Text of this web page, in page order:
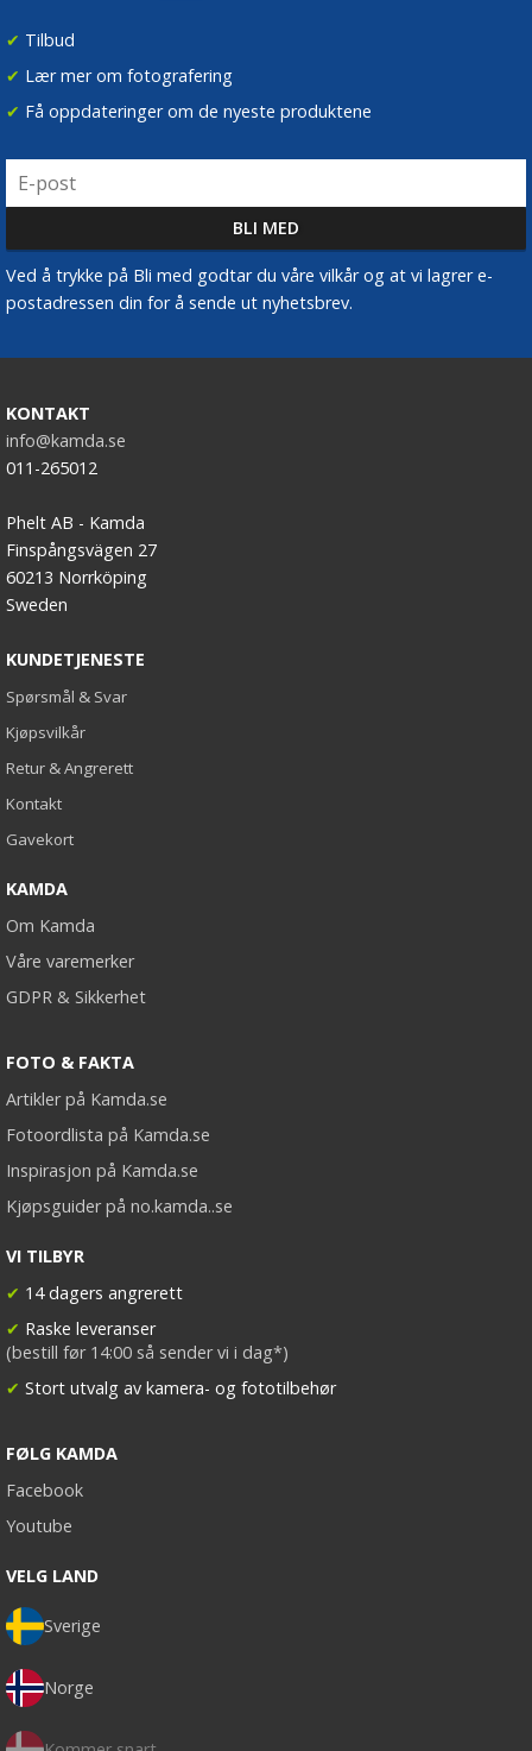
✔ Tilbud
✔ Lær mer om fotografering
✔ Få oppdateringer om de nyeste produktene
Ved å trykke på Bli med godtar du våre vilkår og at vi lagrer e-
postadressen din for å sende ut nyhetsbrev.
KONTAKT
info@kamda.se
011-265012
Phelt AB - Kamda
Finspångsvägen 27
60213 Norrköping
Sweden
KUNDETJENESTE
Spørsmål & Svar
Kjøpsvilkår
Retur & Angrerett
Kontakt
Gavekort
KAMDA
Om Kamda
Våre varemerker
GDPR & Sikkerhet
FOTO & FAKTA
Artikler på Kamda.se
Fotoordlista på Kamda.se
Inspirasjon på Kamda.se
Kjøpsguider på no.kamda..se
VI TILBYR
✔ 14 dagers angrerett
✔ Raske leveranser
(bestill før 14:00 så sender vi i dag*)
✔ Stort utvalg av kamera- og fototilbehør
FØLG KAMDA
Facebook
Youtube
VELG LAND
Sverige
Norge